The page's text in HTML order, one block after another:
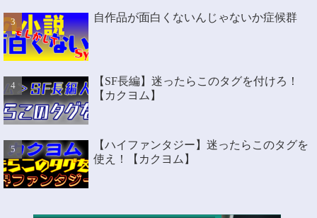
自作品が面白くないんじゃないか症候群
【SF長編】迷ったらこのタグを付けろ！
【カクヨム】
【ハイファンタジー】迷ったらこのタグを
使え！【カクヨム】